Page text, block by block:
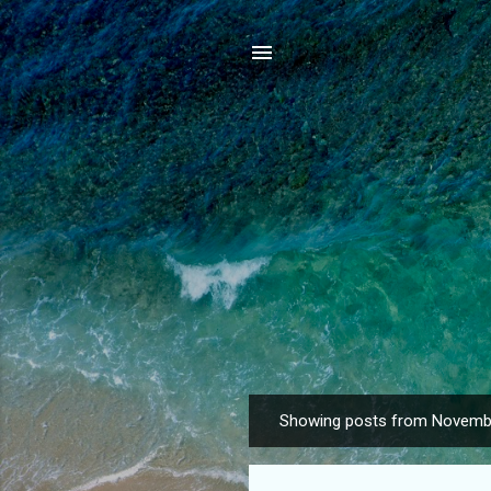
o
Showing posts from